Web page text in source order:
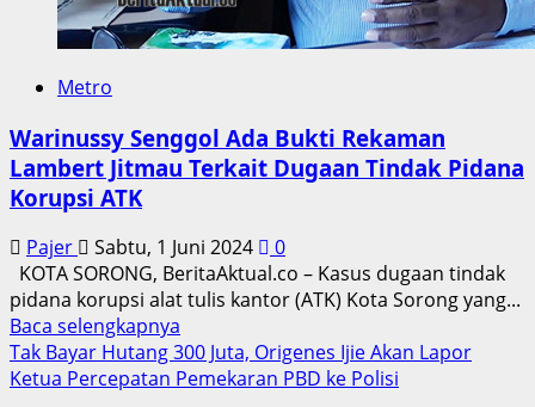
Metro
Warinussy Senggol Ada Bukti Rekaman
Lambert Jitmau Terkait Dugaan Tindak Pidana
Korupsi ATK
Pajer Sabtu, 1 Juni 2024
0
KOTA SORONG, BeritaAktual.co – Kasus dugaan tindak
pidana korupsi alat tulis kantor (ATK) Kota Sorong yang...
Baca selengkapnya
more
about
Tak Bayar Hutang 300 Juta, Origenes Ijie Akan Lapor
Ketua Percepatan Pemekaran PBD ke Polisi